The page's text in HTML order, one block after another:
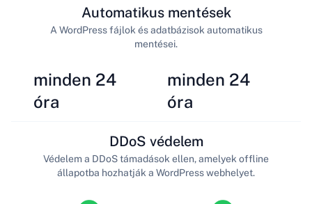
minden 24
óra
Automatikus mentések
A WordPress fájlok és adatbázisok automatikus
mentései.
minden 24
óra
DDoS védelem
Védelem a DDoS támadások ellen, amelyek offline
állapotba hozhatják a WordPress webhelyet.